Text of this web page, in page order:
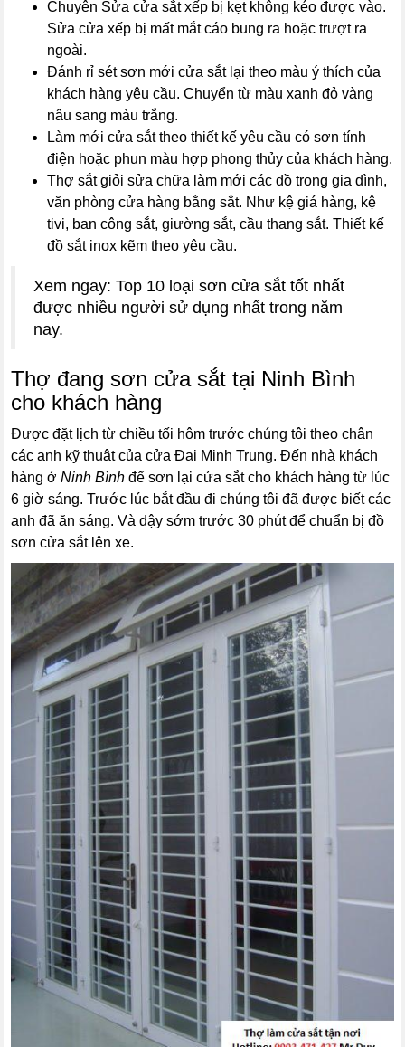
Chuyên Sửa cửa sắt xếp bị kẹt không kéo được vào.
Sửa cửa xếp bị mất mắt cáo bung ra hoặc trượt ra
ngoài.
Đánh rỉ sét sơn mới cửa sắt lại theo màu ý thích của
khách hàng yêu cầu. Chuyển từ màu xanh đỏ vàng
nâu sang màu trắng.
Làm mới cửa sắt theo thiết kế yêu cầu có sơn tính
điện hoặc phun màu hợp phong thủy của khách hàng.
Thợ sắt giỏi sửa chữa làm mới các đồ trong gia đình,
văn phòng cửa hàng bằng sắt. Như kệ giá hàng, kệ
tivi, ban công sắt, giường sắt, cầu thang sắt. Thiết kế
đồ sắt inox kẽm theo yêu cầu.
Xem ngay: Top 10 loại sơn cửa sắt tốt nhất
được nhiều người sử dụng nhất trong năm
nay.
Thợ đang sơn cửa sắt tại Ninh Bình
cho khách hàng
Được đặt lịch từ chiều tối hôm trước chúng tôi theo chân
các anh kỹ thuật của cửa Đại Minh Trung. Đến nhà khách
hàng ởNinh Bình để sơn lại cửa sắt cho khách hàng từ lúc
6 giờ sáng. Trước lúc bắt đầu đi chúng tôi đã được biết các
anh đã ăn sáng. Và dậy sớm trước 30 phút để chuẩn bị đồ
sơn cửa sắt lên xe.